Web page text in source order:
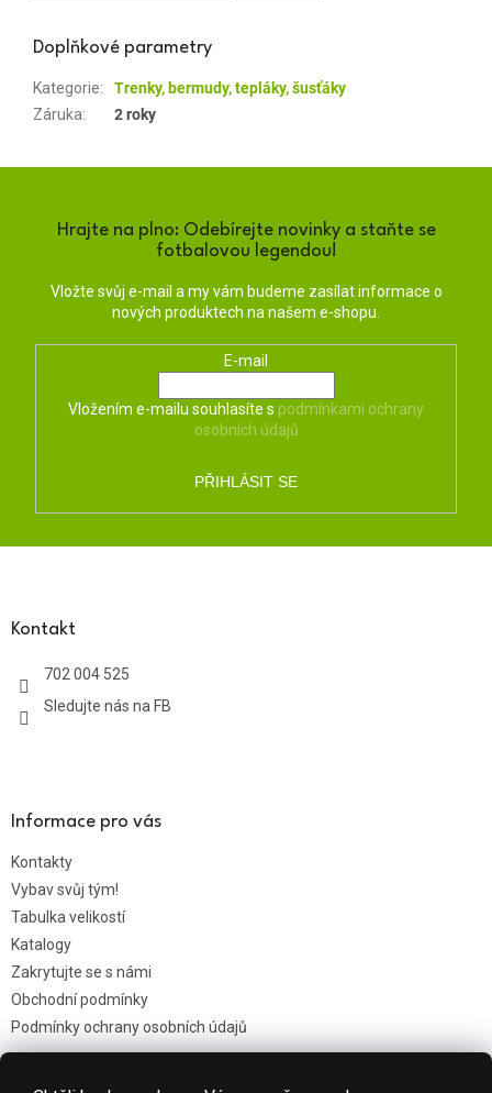
Doplňkové parametry
Kategorie:
Trenky, bermudy, tepláky, šusťáky
Záruka: 2 roky
Hrajte na plno: Odebírejte novinky a staňte se
fotbalovou legendou!
Vložte svůj e-mail a my vám budeme zasílat informace o
nových produktech na našem e-shopu.
E-mail
Vložením e-mailu souhlasíte s podmínkami ochrany
osobních údajů
PŘIHLÁSIT SE
Kontakt
702 004 525
Sledujte nás na FB
Informace pro vás
Kontakty
Vybav svůj tým!
Tabulka velikostí
Katalogy
Zakrytujte se s námi
Obchodní podmínky
Podmínky ochrany osobních údajů